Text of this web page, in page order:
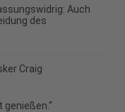
Auch
des
Craig
genießen.“